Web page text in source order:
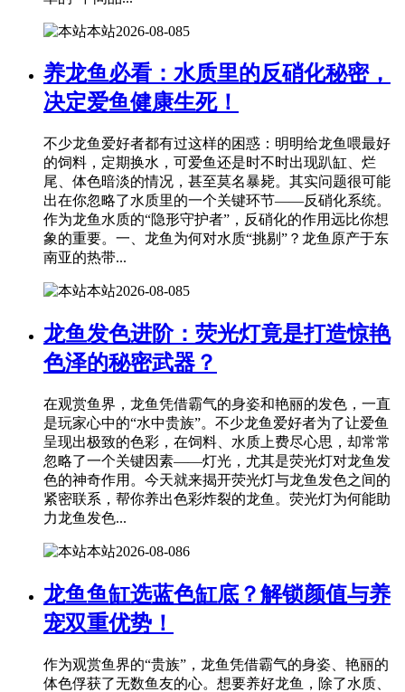
本站2026-08-085
养龙鱼必看：水质里的反硝化秘密，
决定爱鱼健康生死！
不少龙鱼爱好者都有过这样的困惑：明明给龙鱼喂最好
的饲料，定期换水，可爱鱼还是时不时出现趴缸、烂
尾、体色暗淡的情况，甚至莫名暴毙。其实问题很可能
出在你忽略了水质里的一个关键环节——反硝化系统。
作为龙鱼水质的“隐形守护者”，反硝化的作用远比你想
象的重要。一、龙鱼为何对水质“挑剔”？龙鱼原产于东
南亚的热带...
本站2026-08-085
龙鱼发色进阶：荧光灯竟是打造惊艳
色泽的秘密武器？
在观赏鱼界，龙鱼凭借霸气的身姿和艳丽的发色，一直
是玩家心中的“水中贵族”。不少龙鱼爱好者为了让爱鱼
呈现出极致的色彩，在饲料、水质上费尽心思，却常常
忽略了一个关键因素——灯光，尤其是荧光灯对龙鱼发
色的神奇作用。今天就来揭开荧光灯与龙鱼发色之间的
紧密联系，帮你养出色彩炸裂的龙鱼。荧光灯为何能助
力龙鱼发色...
本站2026-08-086
龙鱼鱼缸选蓝色缸底？解锁颜值与养
宠双重优势！
作为观赏鱼界的“贵族”，龙鱼凭借霸气的身姿、艳丽的
体色俘获了无数鱼友的心。想要养好龙鱼，除了水质、